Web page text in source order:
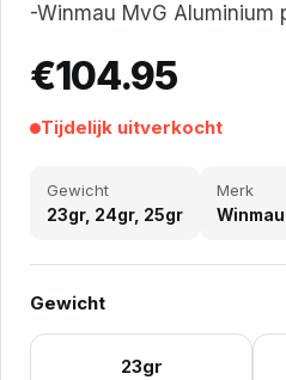
-Winmau MvG Aluminium
€104.95
Tijdelijk uitverkocht
Gewicht
23gr, 24gr, 25gr
Merk
Winmau
Gewicht
23gr